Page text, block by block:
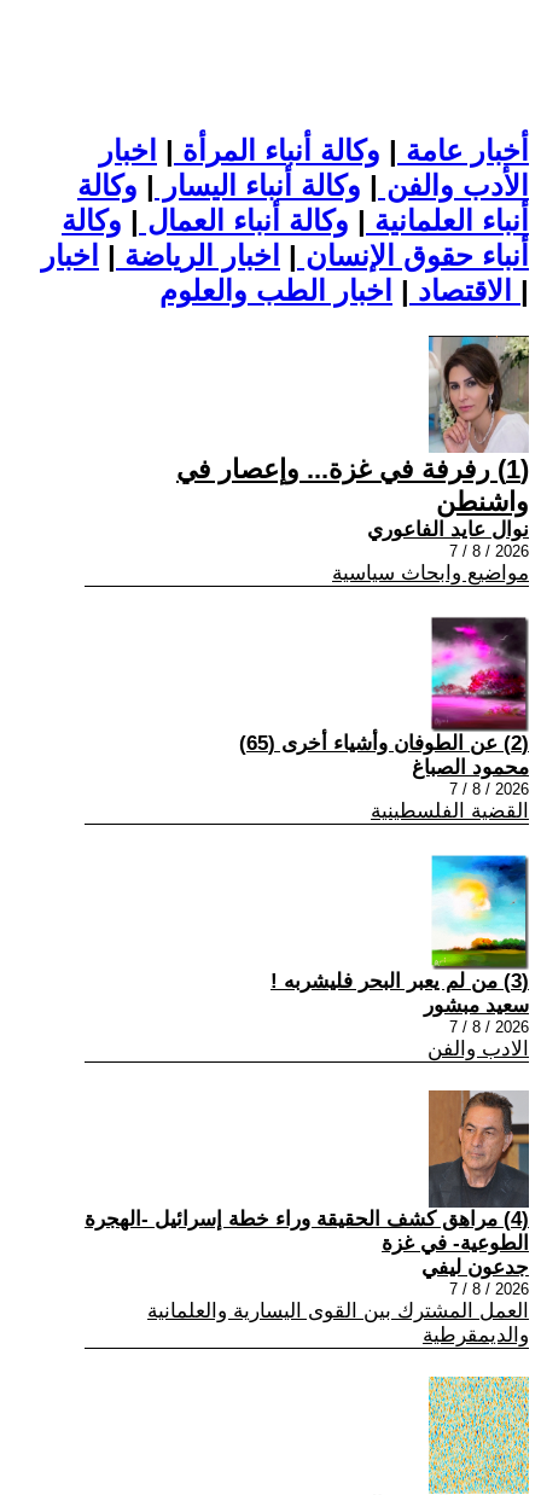
أخبار عامة | وكالة أنباء المرأة | اخبار
الأدب والفن | وكالة أنباء اليسار | وكالة
أنباء العلمانية | وكالة أنباء العمال | وكالة
أنباء حقوق الإنسان | اخبار الرياضة | اخبار
الاقتصاد | |
(1) رفرفة في غزة... وإعصار في
واشنطن
نوال عايد الفاعوري
2026 / 8 / 7
مواضيع وابحاث سياسية
(2) عن الطوفان وأشياء أخرى (65)
محمود الصباغ
2026 / 8 / 7
القضية الفلسطينية
(3) من لم يعبر البحر فليشربه !
سعيد مبشور
2026 / 8 / 7
الادب والفن
(4) مراهق كشف الحقيقة وراء خطة إسرائيل -الهجرة
الطوعية- في غزة
جدعون ليفي
2026 / 8 / 7
العمل المشترك بين القوى اليسارية والعلمانية
والديمقرطية